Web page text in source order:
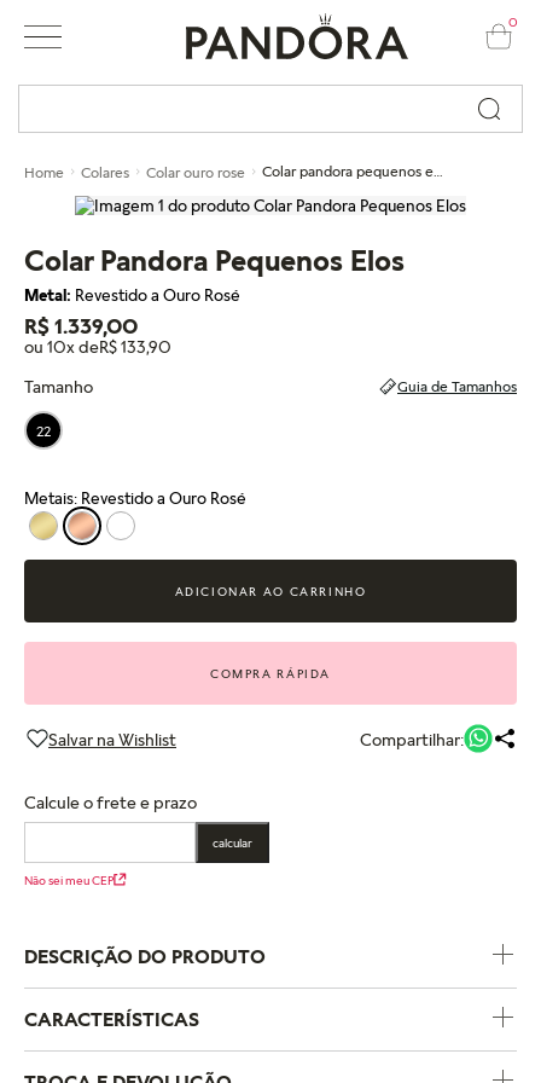
0
Busque por nome ou código...
Home Colares Colar ouro rose
Colar Pandora Pequenos Elos
Metal: Revestido a Ouro Rosé
R$ 1.339,00
ou 10x deR$ 133,90
Tamanho
Guia de Tamanhos
22
Metais: Revestido a Ouro Rosé
ADICIONAR AO CARRINHO
COMPRA RÁPIDA
Compartilhar:
Calcule o frete e prazo
calcular
Não sei meu CEP
DESCRIÇÃO DO PRODUTO
CARACTERÍSTICAS